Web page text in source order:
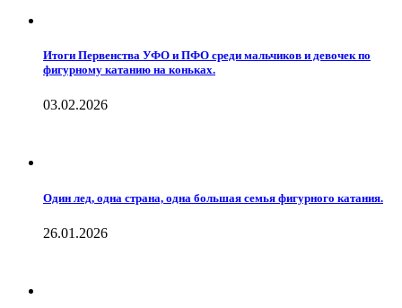
Итоги Первенства УФО и ПФО среди мальчиков и девочек по
фигурному катанию на коньках.
03.02.2026
Один лед, одна страна, одна большая семья фигурного катания.
26.01.2026